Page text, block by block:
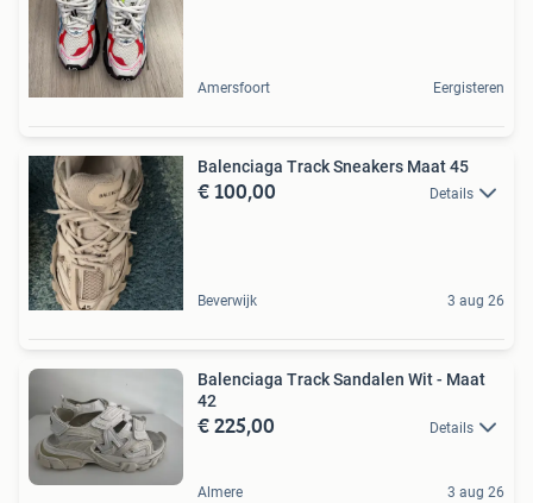
Amersfoort Eergisteren
Balenciaga Track Sneakers Maat 45
€ 100,00 Details
Beverwijk 3 aug 26
Balenciaga Track Sandalen Wit - Maat
42
€ 225,00 Details
Almere 3 aug 26